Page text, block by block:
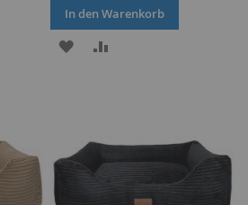
In den Warenkorb
ZUR